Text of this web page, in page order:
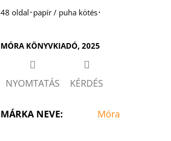
48 oldal･papír / puha kötés･
MÓRA KÖNYVKIADÓ, 2025
NYOMTATÁS KÉRDÉS
MÁRKA NEVE: Móra